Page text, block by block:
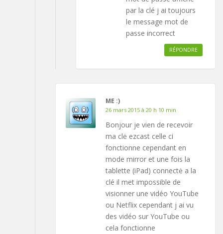
par la clé j ai toujours
le message mot de
passe incorrect
RÉPONDRE
ME :)
26 mars 2015 à 20 h 10 min
Bonjour je vien de recevoir
ma clė ezcast celle ci
fonctionne cependant en
mode mirror et une fois la
tablette (iPad) connectė a la
clé il met impossible de
visionner une vidéo YouTube
ou Netflix cependant j ai vu
des vidéo sur YouTube ou
cela fonctionne